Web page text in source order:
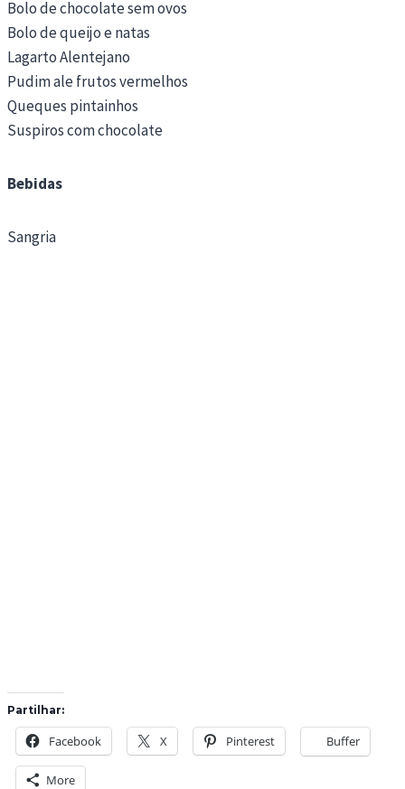
Bolo de chocolate sem ovos
Bolo de queijo e natas
Lagarto Alentejano
Pudim ale frutos vermelhos
Queques pintainhos
Suspiros com chocolate
Bebidas
Sangria
Partilhar:
Facebook X Pinterest Buffer
More